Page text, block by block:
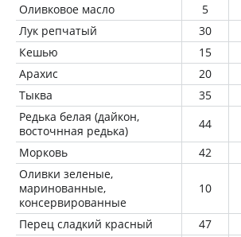
Оливковое масло
5
Лук репчатый
30
Кешью
15
Арахис
20
Тыква
35
Редька белая (дайкон,
восточнная редька)
44
Морковь
42
Оливки зеленые,
маринованные,
консервированные
10
Перец сладкий красный 47